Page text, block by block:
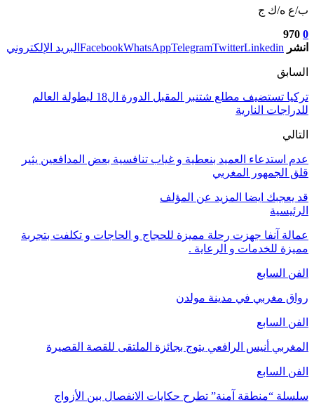
ب/ع ه/ك ج
0
970
انشر
FacebookWhatsAppTelegramTwitterLinkedin البريد الإلكتروني
السابق
تركيا تستضيف مطلع شتنبر المقبل الدورة ال18 لبطولة العالم
للدراجات النارية
التالي
عدم استدعاء العميد بنعطية و غياب تنافسية بعض المدافعين يثير
قلق الجمهور المغربي
قد يعجبك ايضا المزيد عن المؤلف
الرئيسية
عمالة آنفا جهزت رحلة مميزة للحجاج و الحاجات و تكلفت بتجربة
مميزة للخدمات و الرعاية .
الفن السابع
رواق مغربي في مدينة مولدن
الفن السابع
المغربي أنيس الرافعي يتوج بجائزة الملتقى للقصة القصيرة
الفن السابع
سلسلة “منطقة آمنة” تطرح حكايات الانفصال بين الأزواج